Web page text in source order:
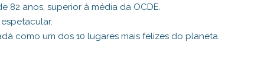
82 anos, superior à média da OCDE.
como um dos 10 lugares mais felizes do planeta.